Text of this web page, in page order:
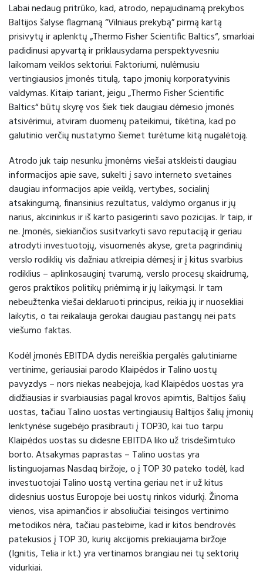
Labai nedaug pritrūko, kad, atrodo, nepajudinamą prekybos
Baltijos šalyse flagmaną “Vilniaus prekybą” pirmą kartą
prisivytų ir aplenktų „Thermo Fisher Scientific Baltics“, smarkiai
padidinusi apyvartą ir priklausydama perspektyvesniu
laikomam veiklos sektoriui. Faktoriumi, nulėmusiu
vertingiausios įmonės titulą, tapo įmonių korporatyvinis
valdymas. Kitaip tariant, jeigu „Thermo Fisher Scientific
Baltics“ būtų skyrę vos šiek tiek daugiau dėmesio įmonės
atsivėrimui, atviram duomenų pateikimui, tikėtina, kad po
galutinio verčių nustatymo šiemet turėtume kitą nugalėtoją.
Atrodo juk taip nesunku įmonėms viešai atskleisti daugiau
informacijos apie save, sukelti į savo interneto svetaines
daugiau informacijos apie veiklą, vertybes, socialinį
atsakingumą, finansinius rezultatus, valdymo organus ir jų
narius, akcininkus ir iš karto pasigerinti savo pozicijas. Ir taip, ir
ne. Įmonės, siekiančios susitvarkyti savo reputaciją ir geriau
atrodyti investuotojų, visuomenės akyse, greta pagrindinių
verslo rodiklių vis dažniau atkreipia dėmesį ir į kitus svarbius
rodiklius – aplinkosauginį tvarumą, verslo procesų skaidrumą,
geros praktikos politikų priėmimą ir jų laikymąsi. Ir tam
nebeužtenka viešai deklaruoti principus, reikia jų ir nuosekliai
laikytis, o tai reikalauja gerokai daugiau pastangų nei pats
viešumo faktas.
Kodėl įmonės EBITDA dydis nereiškia pergalės galutiniame
vertinime, geriausiai parodo Klaipėdos ir Talino uostų
pavyzdys – nors niekas neabejoja, kad Klaipėdos uostas yra
didžiausias ir svarbiausias pagal krovos apimtis, Baltijos šalių
uostas, tačiau Talino uostas vertingiausių Baltijos šalių įmonių
lenktynėse sugebėjo prasibrauti į TOP30, kai tuo tarpu
Klaipėdos uostas su didesne EBITDA liko už trisdešimtuko
borto. Atsakymas paprastas – Talino uostas yra
listinguojamas Nasdaq biržoje, o į TOP 30 pateko todėl, kad
investuotojai Talino uostą vertina geriau net ir už kitus
didesnius uostus Europoje bei uostų rinkos vidurkį. Žinoma
vienos, visa apimančios ir absoliučiai teisingos vertinimo
metodikos nėra, tačiau pastebime, kad ir kitos bendrovės
patekusios į TOP 30, kurių akcijomis prekiaujama biržoje
(Ignitis, Telia ir kt.) yra vertinamos brangiau nei tų sektorių
vidurkiai.